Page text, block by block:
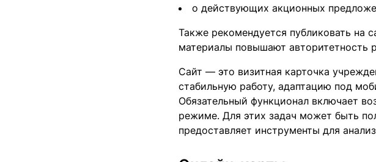
о действующих акционных
Также рекомендуется публиковать на
материалы повышают авторитетность
Сайт — это визитная карточка
стабильную работу, адаптацию под
Обязательный функционал включает
режиме. Для этих задач может быть
предоставляет инструменты для